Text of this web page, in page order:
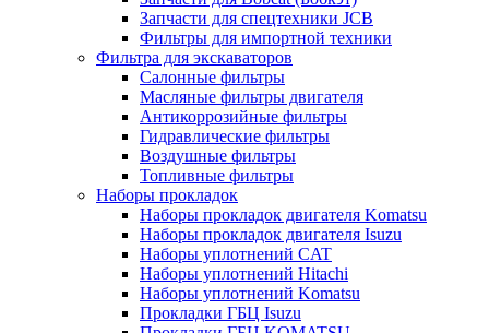
Запчасти для спецтехники JCB
Фильтры для импортной техники
Фильтра для экскаваторов
Салонные фильтры
Масляные фильтры двигателя
Антикоррозийные фильтры
Гидравлические фильтры
Воздушные фильтры
Топливные фильтры
Наборы прокладок
Наборы прокладок двигателя Komatsu
Наборы прокладок двигателя Isuzu
Наборы уплотнений CAT
Наборы уплотнений Hitachi
Наборы уплотнений Komatsu
Прокладки ГБЦ Isuzu